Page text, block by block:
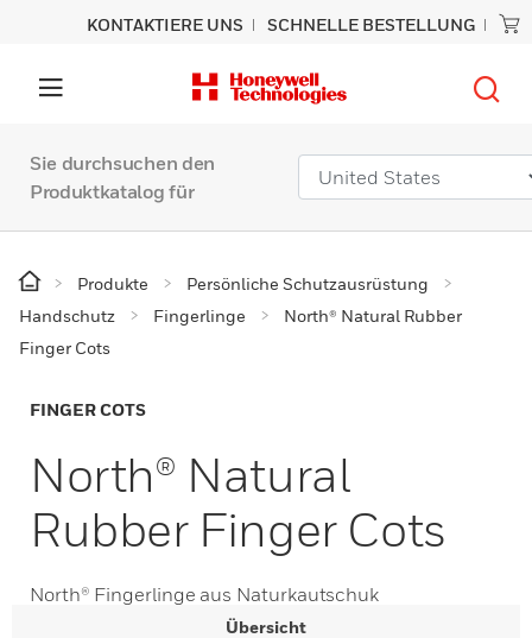
KONTAKTIERE UNS SCHNELLE BESTELLUNG
Sie durchsuchen den
Produktkatalog für
Produkte
Persönliche Schutzausrüstung
Handschutz
Fingerlinge
North® Natural Rubber
Finger Cots
FINGER COTS
North® Natural
Rubber Finger Cots
North® Fingerlinge aus Naturkautschuk
Übersicht